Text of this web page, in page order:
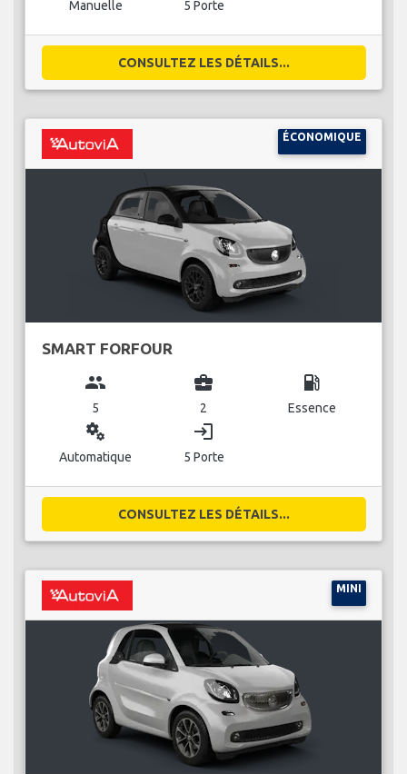
Manuelle 5 Porte
CONSULTEZ LES DÉTAILS...
ÉCONOMIQUE
SMART FORFOUR
group
5
business_center
2
local_gas_station
Essence
miscellaneous_services
Automatique
login
5 Porte
CONSULTEZ LES DÉTAILS...
MINI